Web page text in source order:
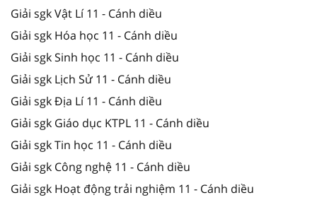
Giải sgk Vật Lí 11 - Cánh diều
Giải sgk Hóa học 11 - Cánh diều
Giải sgk Sinh học 11 - Cánh diều
Giải sgk Lịch Sử 11 - Cánh diều
Giải sgk Địa Lí 11 - Cánh diều
Giải sgk Giáo dục KTPL 11 - Cánh diều
Giải sgk Tin học 11 - Cánh diều
Giải sgk Công nghệ 11 - Cánh diều
Giải sgk Hoạt động trải nghiệm 11 - Cánh diều